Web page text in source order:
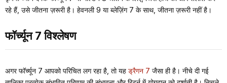
रहे हैं, उसे जीतनाज़रूरी है। हेवनली 9 या ब्लेज़िंग 7 के साथ, जीतना ज़रूरी नहीं है।
फॉर्च्यून 7 विश्लेषण
अगर फॉर्च्यून 7 आपको परिचित लग रहा है, तो यह ड्रैगन 7 जैसा ही है। नीचे दी गई